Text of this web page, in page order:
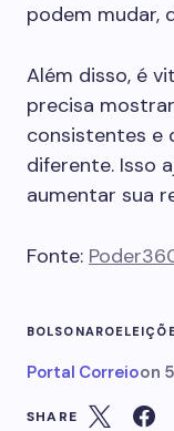
podem mudar,
Além disso, é
precisa
consistentes e
diferente. Isso
aumentar sua
Fonte:
BOLSONARO
Portal Correioon
SHARE